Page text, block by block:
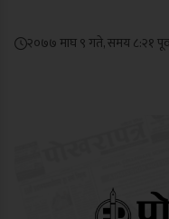
२०७७ माघ ९ गते, समय ८:२१